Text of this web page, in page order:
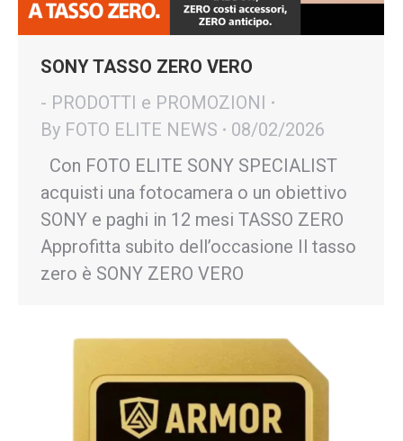
SONY TASSO ZERO VERO
- PRODOTTI e PROMOZIONI
By FOTO ELITE NEWS
08/02/2026
Con FOTO ELITE SONY SPECIALIST
acquisti una fotocamera o un obiettivo
SONY e paghi in 12 mesi TASSO ZERO
Approfitta subito dell’occasione Il tasso
zero è SONY ZERO VERO